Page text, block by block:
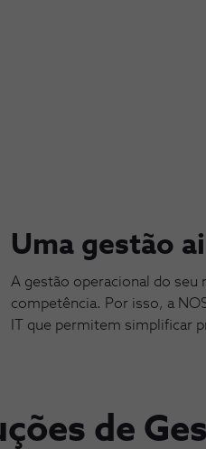
Uma gestão
A gestão operacional do
competência. Por isso, a
IT que permitem simplificar
de